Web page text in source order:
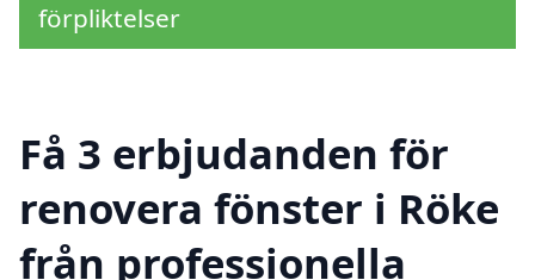
förpliktelser
Få 3 erbjudanden för
renovera fönster i Röke
från professionella